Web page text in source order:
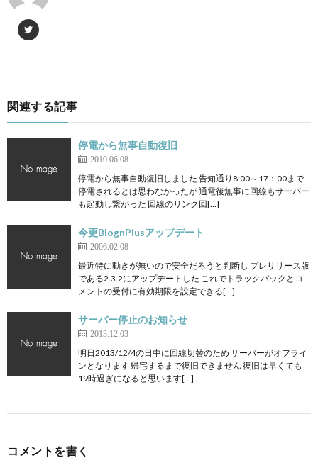
関連する記事
停電から無事自動復旧
2010.06.08
停電から無事自動復旧しました 告知通り8:00～17：00まで
停電されるとは思わなかったが 通電後無事に回線もサーバー
も起動し繋がった 回線のリンク回[…]
今更BlognPlusアップデート
2006.02.08
最近特に動きが無いので安全だろうと判断し プレリリース版
である2.3.2にアップデートした これでトラックバックとコ
メントの受付に有効期限を設定できる[…]
サーバー停止のお知らせ
2013.12.03
明日2013/12/4の日中に回線切替のため サーバーがオフライ
ンとなります 帰宅するまで復旧できません 復旧は早くても
19時過ぎになると思います[…]
コメントを書く